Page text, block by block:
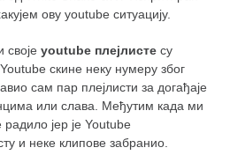
ову youtube ситуацију.
своје youtube плејлисте су
скине неку нумеру због
сам пар плејлисти за догађаје
или слава. Међутим када ми
радило јер је Youtube
и неке клипове забранио.